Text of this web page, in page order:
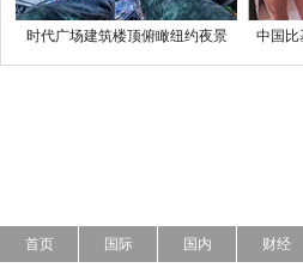
时代广场建筑楼顶俯瞰纽约夜景 中国比
首页 国际 国内 财经